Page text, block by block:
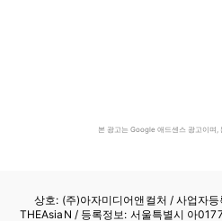
본 광고는 Google 애드센스 광고이며,
상호: (주)아자미디어앤컬처 /사업자
THEAsiaN / 등록정보: 서울특별시 아